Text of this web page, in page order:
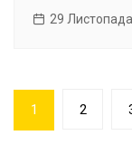
29
Пагінація
записів
1 2